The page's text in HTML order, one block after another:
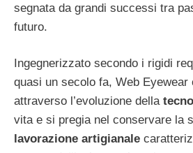
segnata da grandi successi tra
futuro.
Ingegnerizzato secondo i rigidi
quasi un secolo fa, Web Eyewear
attraverso l’evoluzione della
vita e si pregia nel conservare la
lavorazione artigianale